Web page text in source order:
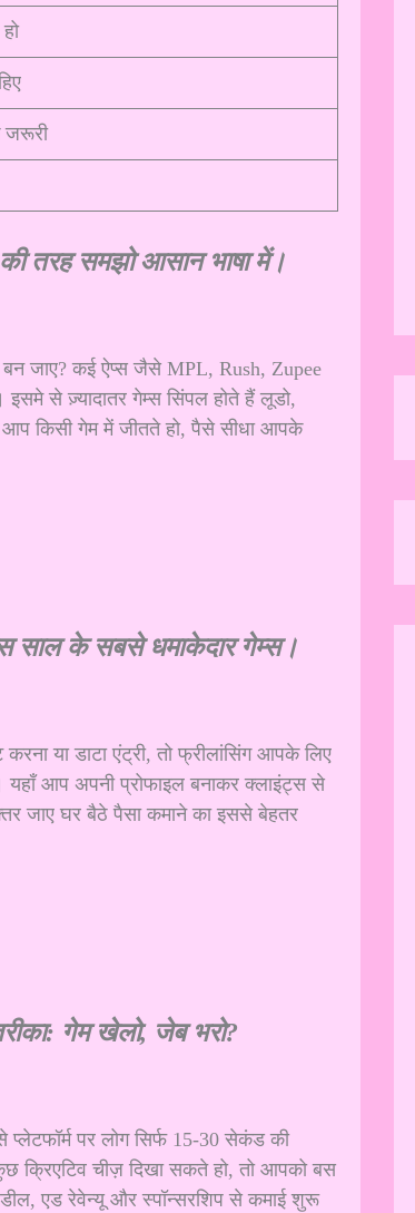
जरूरी
तरह समझो आसान भाषा में।
बन जाए? कई ऐप्स जैसे MPL, Rush, Zupee
से ज़्यादातर गेम्स सिंपल होते हैं लूडो,
किसी गेम में जीतते हो, पैसे सीधा आपके
साल के सबसे धमाकेदार गेम्स।
या डाटा एंट्री, तो फ्रीलांसिंग आपके लिए
आप अपनी प्रोफाइल बनाकर क्लाइंट्स से
जाए घर बैठे पैसा कमाने का इससे बेहतर
गेम खेलो, जेब भरो?
पर लोग सिर्फ 15-30 सेकंड की
क्रिएटिव चीज़ दिखा सकते हो, तो आपको बस
डील, एड रेवेन्यू और स्पॉन्सरशिप से कमाई शुरू